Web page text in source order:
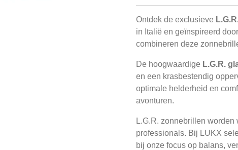
Ontdek de exclusieve
in Italië en geïnspireerd
combineren deze
De hoogwaardige L.G.R.
en een krasbestendig
optimale helderheid en
avonturen.
L.G.R. zonnebrillen
professionals. Bij LUKX
bij onze focus op balans,